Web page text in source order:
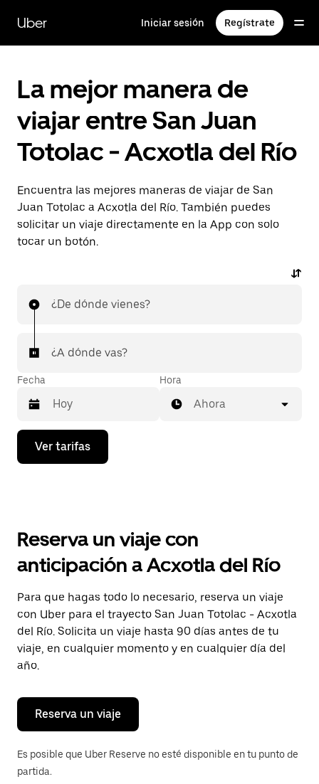
contenido
principal
Uber Iniciar sesión Regístrate
La mejor manera de
viajar entre San Juan
Totolac - Acxotla del Río
Encuentra las mejores maneras de viajar de San
Juan Totolac a Acxotla del Río. También puedes
solicitar un viaje directamente en la App con solo
tocar un botón.
¿De dónde vienes?
¿A dónde vas?
Fecha
Presiona
flecha
el
y
selecciona
una
fecha.
Presiona
la
tecla Esc
para
cerrar
calendario.
Hora
Ahora
Ver tarifas
Reserva un viaje con
anticipación a Acxotla del Río
Para que hagas todo lo necesario, reserva un viaje
con Uber para el trayecto San Juan Totolac - Acxotla
del Río. Solicita un viaje hasta 90 días antes de tu
viaje, en cualquier momento y en cualquier día del
año.
Reserva un viaje
Es posible que Uber Reserve no esté disponible en tu punto de
partida.